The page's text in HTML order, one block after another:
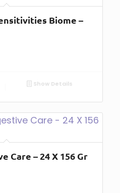
Biome –
Show Details
Care – 24 X 156 Gr